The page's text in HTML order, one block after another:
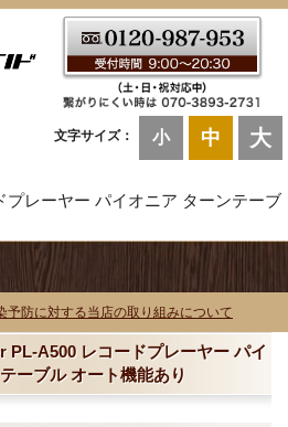
文字サイズ： 小 中 大
プレーヤー パイオニア ターンテーブ
予防に対する当店の取り組みについて
PL-A500 レコードプレーヤー パイ
ーブル オート機能あり